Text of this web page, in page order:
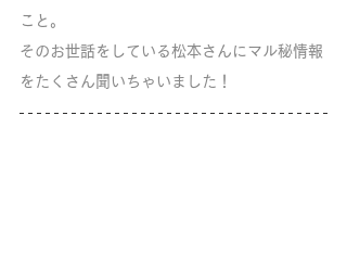
こと。
そのお世話をしている松本さんにマル秘情報
をたくさん聞いちゃいました！